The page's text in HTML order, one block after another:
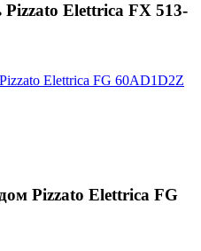
Elettrica FX 513-
Pizzato Elettrica FG